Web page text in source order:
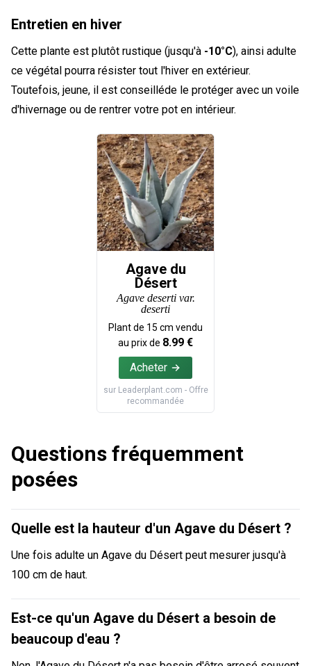
Entretien en hiver
Cette plante est plutôt rustique (jusqu'à -10°C), ainsi adulte
ce végétal pourra résister tout l'hiver en extérieur.
Toutefois, jeune, il est conseilléde le protéger avec un voile
d'hivernage ou de rentrer votre pot en intérieur.
Agave du
Désert
Agave deserti var.
deserti
Plant de 15 cm vendu
au prix de 8.99 €
Acheter
sur Leaderplant.com - Offre
recommandée
Questions fréquemment
posées
Quelle est la hauteur d'un Agave du Désert ?
Une fois adulte un Agave du Désert peut mesurer jusqu'à
100 cm de haut.
Est-ce qu'un Agave du Désert a besoin de
beaucoup d'eau ?